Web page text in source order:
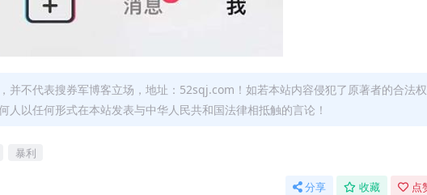
并不代表搜券军博客立场，地址：52sqj.com！如若本站内容侵犯了原著者的合法权
人以任何形式在本站发表与中华人民共和国法律相抵触的言论！
暴利
分享 收藏 点